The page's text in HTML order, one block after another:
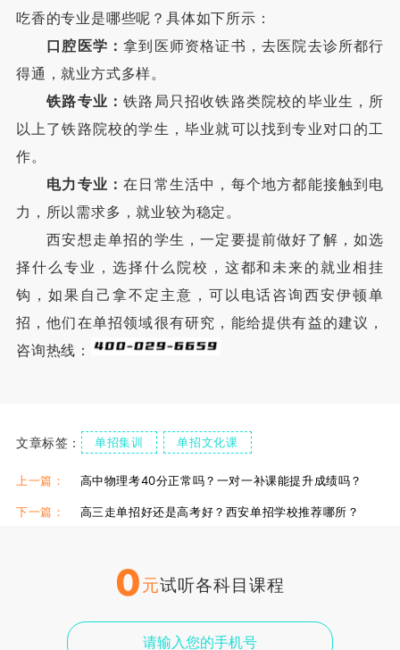
吃香的专业是哪些呢？具体如下所示：
口腔医学：拿到医师资格证书，去医院去诊所都行
得通，就业方式多样。
铁路专业：铁路局只招收铁路类院校的毕业生，所
以上了铁路院校的学生，毕业就可以找到专业对口的工
作。
电力专业：在日常生活中，每个地方都能接触到电
力，所以需求多，就业较为稳定。
西安想走单招的学生，一定要提前做好了解，如选
择什么专业，选择什么院校，这都和未来的就业相挂
钩，如果自己拿不定主意，可以电话咨询西安伊顿单
招，他们在单招领域很有研究，能给提供有益的建议，
咨询热线：
文章标签： 单招集训 单招文化课
伊顿单招复读学校 伊顿单招集训课
上一篇： 高中物理考40分正常吗？一对一补课能提升成绩吗？
下一篇： 高三走单招好还是高考好？西安单招学校推荐哪所？
0元试听各科目课程